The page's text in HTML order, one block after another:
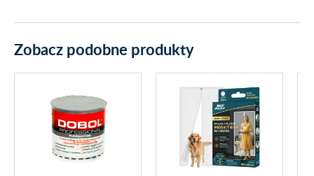
Zobacz podobne produkty